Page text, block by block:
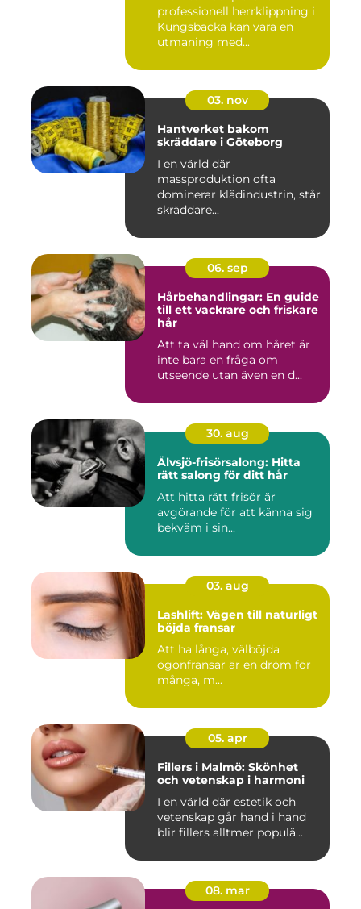
professionell herrklippning i
Kungsbacka kan vara en
utmaning med...
03. nov
Hantverket bakom
skräddare i Göteborg
I en värld där
massproduktion ofta
dominerar klädindustrin, står
skräddare...
06. sep
Hårbehandlingar: En guide
till ett vackrare och friskare
hår
Att ta väl hand om håret är
inte bara en fråga om
utseende utan även en d...
30. aug
Älvsjö-frisörsalong: Hitta
rätt salong för ditt hår
Att hitta rätt frisör är
avgörande för att känna sig
bekväm i sin...
03. aug
Lashlift: Vägen till naturligt
böjda fransar
Att ha långa, välböjda
ögonfransar är en dröm för
många, m...
05. apr
Fillers i Malmö: Skönhet
och vetenskap i harmoni
I en värld där estetik och
vetenskap går hand i hand
blir fillers alltmer populä...
08. mar